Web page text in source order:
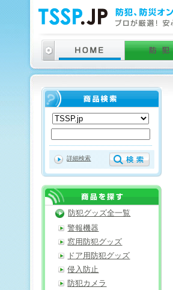
詳細検索
防犯グッズ全一覧
警報機器
窓用防犯グッズ
ドア用防犯グッズ
侵入防止
防犯カメラ